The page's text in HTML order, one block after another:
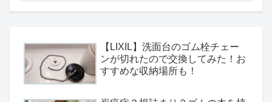
【LIXIL】洗面台のゴム栓チェー
ンが切れたので交換してみた！お
すすめな収納場所も！